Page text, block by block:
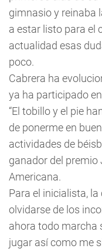
gimnasio y reinaba
a estar listo para el
actualidad esas
poco.
Cabrera ha
ya ha participado
“El tobillo y el pie
de ponerme en
actividades de
ganador del premio
Americana.
Para el inicialista,
olvidarse de los
ahora todo marcha
jugar así como me